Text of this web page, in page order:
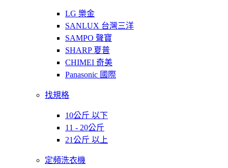
LG 樂金
SANLUX 台灣三洋
SAMPO 聲寶
SHARP 夏普
CHIMEI 奇美
Panasonic 國際
找規格
10公斤 以下
11 - 20公斤
21公斤 以上
定頻洗衣機